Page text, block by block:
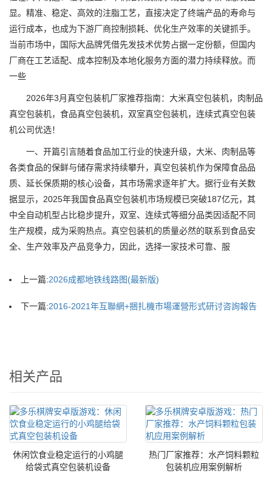
显。精准、稳定、高效的注脂工艺，直接决定了终端产品的寿命与
运行成本，也成为下游厂商控制损耗、优化生产效率的关键抓手。
当前市场中，国际大品牌凭借先发技术优势占据一定份额，但国内
厂商在工艺适配、成本控制及本地化服务方面的潜力持续释放。而
一些
2026年3月真空包装机厂家推荐指南：大米真空包装机，肉制品
真空包装机，食品真空包装机，双室真空包装机，连续式真空包装
机公司优选！
一、开篇引言随着食品加工行业的快速升级，大米、肉制品等
各类食品的保鲜与储存需求持续攀升，真空包装机作为保障食品品
质、延长保质期的核心设备，其市场需求逐年扩大。据行业有关数
据显示，2025年我国食品真空包装机市场规模已突破187亿元，其
中全自动机型占比稳步提升，双室、连续式等细分品类因适配不同
生产规模，成为采购热点。真空包装机的质量必然的联系到食品安
全、生产效率及产品竞争力，因此，选择一家技术可靠、服
上一篇:2026成都地铁线路图(最新版)
下一篇:2016-2021年互聯網+捆扎機市場運營形式研讨咨詢報告
相关产品
休闲饮食业稳定运行的小鸡腿
给袋式真空包装机设备
热门厂家推荐：水产饲料颗粒
包装机应用案例解析